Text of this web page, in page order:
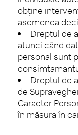
obţine
asemenea
Dreptul de
atunci când
personal sunt
Dreptul de
de
Caracter
în măsura în